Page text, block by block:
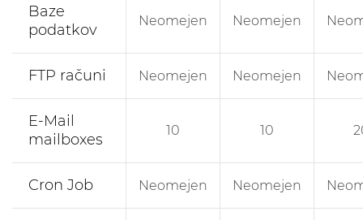
Baze
podatkov
Neomejen Neomejen
FTP računi Neomejen Neomejen
E-Mail
mailboxes
10 10
Cron Job Neomejen Neomejen